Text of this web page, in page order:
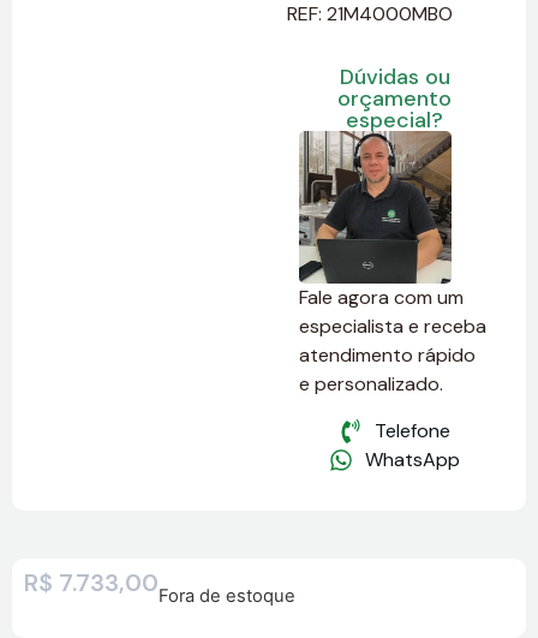
REF: 21M4000MBO
Dúvidas ou
orçamento
especial?
Fale agora com um
especialista e receba
atendimento rápido
e personalizado.
Telefone
WhatsApp
R$ 7.733,00Fora de estoque